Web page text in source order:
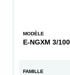
MODÈLE
E-NGXM 3/
FAMILLE